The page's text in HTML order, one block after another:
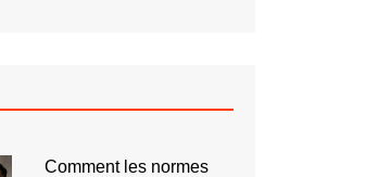
Comment les normes